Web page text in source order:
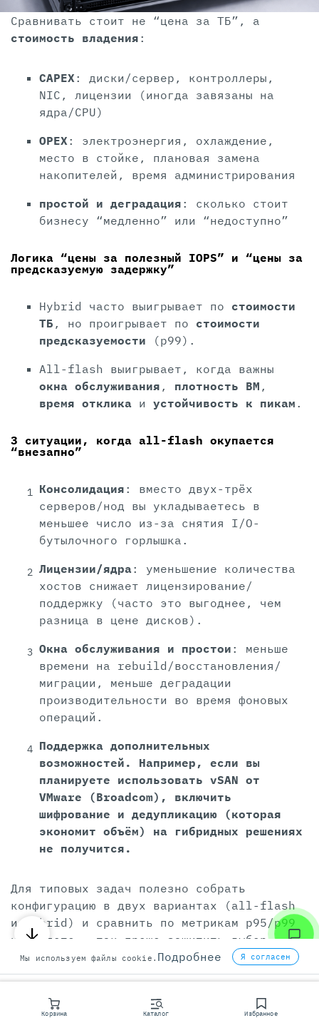
Корзина Каталог Избранное
Сравнивать стоит не “цена за ТБ”, а
стоимость владения :
CAPEX : диски/сервер, контроллеры,
NIC, лицензии (иногда завязаны на
ядра/CPU)
OPEX : электроэнергия, охлаждение,
место в стойке, плановая замена
накопителей, время администрирования
простой и деградация : сколько стоит
бизнесу “медленно” или “недоступно”
Логика “цены за полезный IOPS” и “цены за
предсказуемую задержку”
Hybrid часто выигрывает по стоимости
ТБ , но проигрывает по стоимости
предсказуемости (p99).
All-flash выигрывает, когда важны
окна обслуживания , плотность ВМ ,
время отклика и устойчивость к пикам .
3 ситуации, когда all-flash окупается
“внезапно”
Консолидация : вместо двух-трёх
серверов/нод вы укладываетесь в
меньшее число из-за снятия I/O-
бутылочного горлышка.
Лицензии/ядра: уменьшение количества
хостов снижает лицензирование/
поддержку (часто это выгоднее, чем
разница в цене дисков).
Окна обслуживания и простои : меньше
времени на rebuild/восстановления/
миграции, меньше деградации
производительности во время фоновых
операций.
Поддержка дополнительных
возможностей. Например, если вы
планируете использовать vSAN от
VMware (Broadcom), включить
шифрование и дедупликацию (которая
экономит объём) на гибридных решениях
не получится.
Для типовых задач полезно собрать
конфигурацию в двух вариантах (all-flash
и hybrid) и сравнить по метрикам p95/p99
на пилоте — так проще защитить выбор
перед бизнесом.
Надёжность, отказоустойчивость и
обслуживание
Мы используем файлы cookie. Подробнее Я согласен